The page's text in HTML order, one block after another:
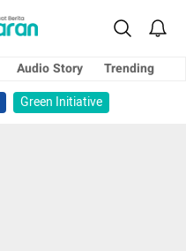
Audio Story
Trending
Green Initiative